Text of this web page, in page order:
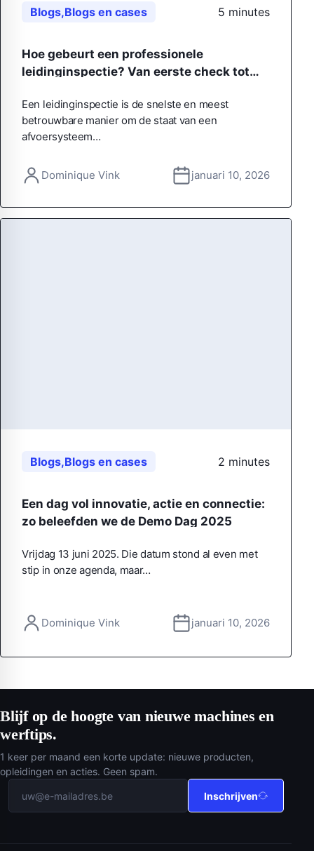
Blogs,Blogs en cases 5 minutes
Hoe gebeurt een professionele
leidinginspectie? Van eerste check tot
Een leidinginspectie is de snelste en meest
betrouwbare manier om de staat van een
afvoersysteem…
Dominique Vink januari 10, 2026
Blogs,Blogs en cases 2 minutes
Een dag vol innovatie, actie en connectie:
zo beleefden we de Demo Dag 2025
Vrijdag 13 juni 2025. Die datum stond al even met
stip in onze agenda, maar…
Dominique Vink januari 10, 2026
Blijf op de hoogte van nieuwe machines en
werftips.
1 keer per maand een korte update: nieuwe producten,
opleidingen en acties. Geen spam.
Inschrijven